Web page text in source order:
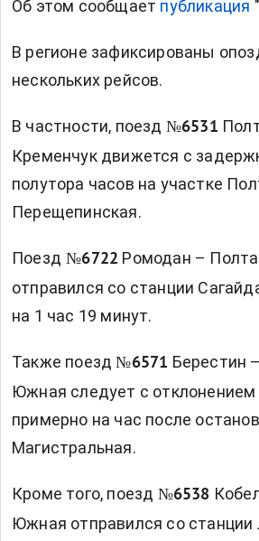
Об этом сообщает публикация
В регионе зафиксированы
нескольких рейсов.
В частности, поезд №6531
Кременчук движется с
полутора часов на участке
Перещепинская.
Поезд №6722 Ромодан –
отправился со станции
на 1 час 19 минут.
Также поезд №6571 Берестин
Южная следует с отклонением
примерно на час после
Магистральная.
Кроме того, поезд №6538
Южная отправился со